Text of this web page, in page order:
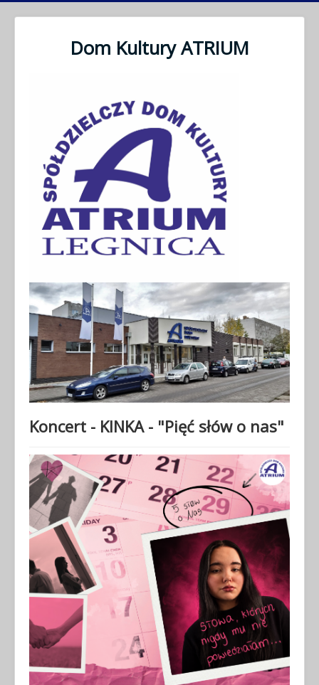
Dom Kultury ATRIUM
Koncert - KINKA - "Pięć słów o nas"